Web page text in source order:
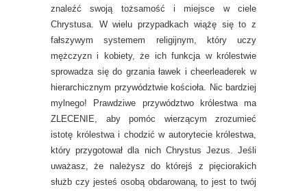
znaleźć swoją tożsamość i miejsce w ciele
Chrystusa. W wielu przypadkach wiążę się to z
fałszywym systemem religijnym, który uczy
mężczyzn i kobiety, że ich funkcja w królestwie
sprowadza się do grzania ławek i cheerleaderek w
hierarchicznym przywództwie kościoła. Nic bardziej
mylnego! Prawdziwe przywództwo królestwa ma
ZLECENIE, aby pomóc wierzącym zrozumieć
istotę królestwa i chodzić w autorytecie królestwa,
który przygotował dla nich Chrystus Jezus. Jeśli
uważasz, że należysz do którejś z pięciorakich
służb czy jesteś osobą obdarowaną, to jest to twój